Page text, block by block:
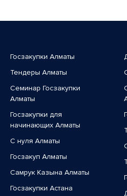
Госзакупки Алматы
Тендеры Алматы
Семинар Госзакупки
Алматы
Госзакупки для
начинающих Алматы
С нуля Алматы
Госзакуп Алматы
Самрук Казына Алматы
Госзакупки Астана